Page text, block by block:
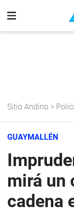
Sitio Andino >
GUAYMALLÉN
mirá un
cadena